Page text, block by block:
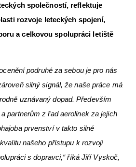
společností, reflektuje
rozvoje leteckých spojení,
a celkovou spolupráci letiště
podruhé za sebou je pro nás
silný signál, že naše práce má
uznávaný dopad. Především
partnerům z řad aerolinek za jejich
prvenství v takto silné
našeho přístupu k rozvoji
s dopravci,“ říká Jiří Vyskoč,